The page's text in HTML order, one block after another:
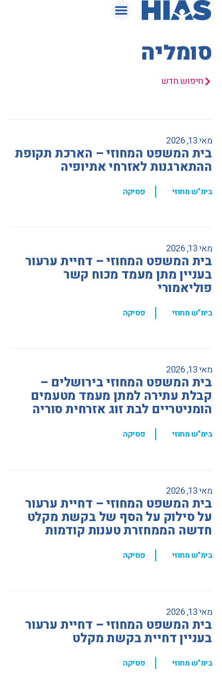
סומליה
חיפוש חדש
מאי 13, 2026
בית המשפט המחוזי – הארכת תקופת
ההתארגנות לאזרחי אתיופיה
בימ"ש מחוזי , פסיקה
מאי 13, 2026
בית המשפט המחוזי – דחיית ערעור
בעניין מתן מעמד מכוח קשר
פוליאמורי
בימ"ש מחוזי , פסיקה
מאי 13, 2026
בית המשפט המחוזי בירושלים –
קבלת עתירה למתן מעמד מטעמים
הומניטריים לבת זוג אזרחית סוריה
בימ"ש מחוזי , פסיקה
מאי 13, 2026
בית המשפט המחוזי – דחיית ערעור
על סילוק על הסף של בקשת מקלט
חדשה הממחזרת טענות קודמות
בימ"ש מחוזי , פסיקה
מאי 13, 2026
בית המשפט המחוזי – דחיית ערעור
בעניין דחיית בקשת מקלט
בימ"ש מחוזי , פסיקה